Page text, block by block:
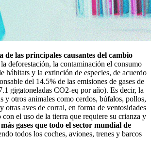
de las principales causantes del cambio
deforestación, la contaminación el consumo
hábitats y la extinción de especies, de acuerdo
del 14.5% de las emisiones de gases de
gigatoneladas CO2-eq por año). Es decir, la
y otros animales como cerdos, búfalos, pollos,
otras aves de corral, en forma de ventosidades
el uso de la tierra que requiere su crianza y
gases que todo el sector mundial de
todos los coches, aviones, trenes y barcos